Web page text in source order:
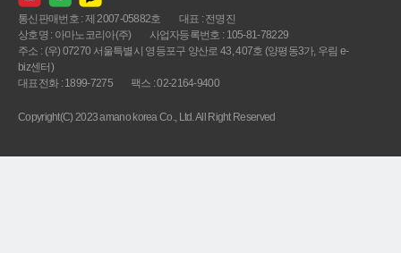
통신판매번호 : 제 2007-05882호
대표 : 전명진
상호명 : 아마노코리아(주)
사업자등록번호 : 105-81-78229
주소 : (우) 07270 서울특별시 영등포구 양산로 43, 407호 (양평동3가, 우림 e-
biz센터)
대표전화 : 1899-7275
팩스 : 02-2164-9400
Copyright(C) 2023 amano korea Co., Ltd. All Right Reserved